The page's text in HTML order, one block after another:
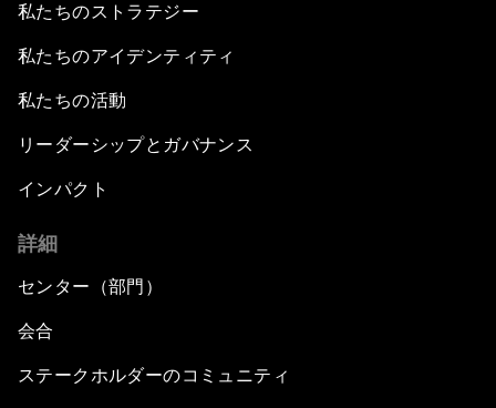
私たちのストラテジー
私たちのアイデンティティ
私たちの活動
リーダーシップとガバナンス
インパクト
詳細
センター（部門）
会合
ステークホルダーのコミュニティ